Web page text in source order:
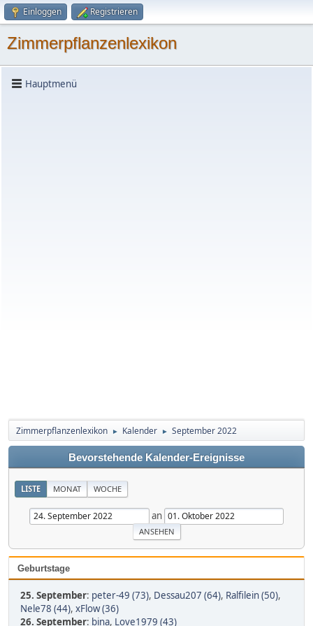
Einloggen Registrieren
Zimmerpflanzenlexikon
Hauptmenü
Zimmerpflanzenlexikon ► Kalender ► September 2022
Bevorstehende Kalender-Ereignisse
LISTE MONAT WOCHE
an
Geburtstage
25. September: peter-49 (73), Dessau207 (64), Ralfilein (50),
Nele78 (44), xFlow (36)
26. September: bina, Love1979 (43)